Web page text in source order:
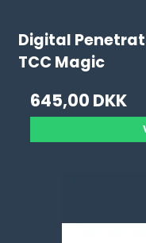
Digital
TCC Magic
645,00 DKK